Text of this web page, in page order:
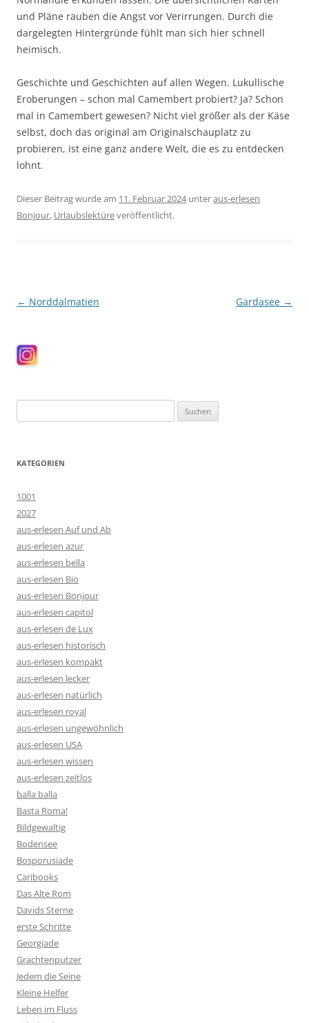
und Pläne rauben die Angst vor Verirrungen. Durch die
dargelegten Hintergründe fühlt man sich hier schnell
heimisch.
Geschichte und Geschichten auf allen Wegen. Lukullische
Eroberungen – schon mal Camembert probiert? Ja? Schon
mal in Camembert gewesen? Nicht viel größer als der Käse
selbst, doch das original am Originalschauplatz zu
probieren, ist eine ganz andere Welt, die es zu entdecken
lohnt.
Dieser Beitrag wurde am 11. Februar 2024unteraus-erlesen
Bonjour, Urlaubslektüreveröffentlicht.
Beitragsnavigation
← Norddalmatien Gardasee →
nach:
KATEGORIEN
1001
2027
aus-erlesen Auf und Ab
aus-erlesen azur
aus-erlesen bella
aus-erlesen Bio
aus-erlesen Bonjour
aus-erlesen capitol
aus-erlesen de Lux
aus-erlesen historisch
aus-erlesen kompakt
aus-erlesen lecker
aus-erlesen natürlich
aus-erlesen royal
aus-erlesen ungewöhnlich
aus-erlesen USA
aus-erlesen wissen
aus-erlesen zeitlos
balla balla
Basta Roma!
Bildgewaltig
Bodensee
Bosporusiade
Caribooks
Das Alte Rom
Davids Sterne
erste Schritte
Georgiade
Grachtenputzer
Jedem die Seine
Kleine Helfer
Leben im Fluss